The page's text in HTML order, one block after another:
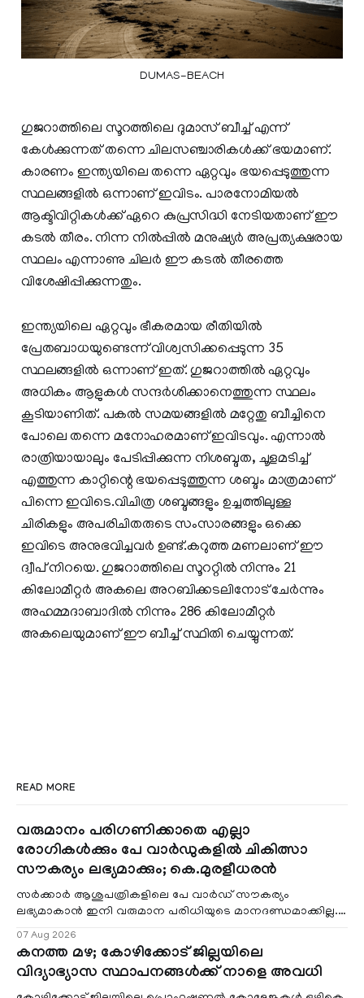
DUMAS-BEACH
ഗുജറാത്തിലെ സൂറത്തിലെ ദുമാസ് ബീച്ച് എന്ന്
കേള്‍ക്കുന്നത് തന്നെ ചിലസഞ്ചാരികള്‍ക്ക് ഭയമാണ്.
കാരണം ഇന്ത്യയിലെ തന്നെ ഏറ്റവും ഭയപ്പെടുത്തുന്ന
സ്ഥലങ്ങളില്‍ ഒന്നാണ് ഇവിടം. പാരനോമിയൽ
ആക്ടിവിറ്റികള്‍ക്ക് ഏറെ കുപ്രസിദ്ധി നേടിയതാണ് ഈ
കടല്‍ തീരം. നിന്ന നില്‍പ്പില്‍ മനുഷ്യര്‍ അപ്രത്യക്ഷരായ
സ്ഥലം എന്നാണു ചിലര്‍ ഈ കടല്‍ തീരത്തെ
വിശേഷിപ്പിക്കുന്നതും.
ഇന്ത്യയിലെ ഏറ്റവും ഭീകരമായ രീതിയിൽ
പ്രേതബാധയുണ്ടെന്ന് വിശ്വസിക്കപ്പെടുന്ന 35
സ്ഥലങ്ങളില്‍ ഒന്നാണ് ഇത്. ഗുജറാത്തിൽ ഏറ്റവും
അധികം ആളുകൾ സന്ദർശിക്കാനെത്തുന്ന സ്ഥലം
കൂടിയാണിത്. പകൽ സമയങ്ങളിൽ മറ്റേതു ബീച്ചിനെ
പോലെ തന്നെ മനോഹരമാണ് ഇവിടവും. എന്നാല്‍
രാത്രിയായാലും പേടിപ്പിക്കുന്ന നിശബ്ദത, ചൂളമടിച്ച്
എത്തുന്ന കാറ്റിന്റെ ഭയപ്പെടുത്തുന്ന ശബ്ദം മാത്രമാണ്
പിന്നെ ഇവിടെ.വിചിത്ര ശബ്ദങ്ങളും ഉച്ചത്തിലുള്ള
ചിരികളും അപരിചിതരുടെ സംസാരങ്ങളും ഒക്കെ
ഇവിടെ അനുഭവിച്ചവര്‍ ഉണ്ട്.കറുത്ത മണലാണ് ഈ
ദ്വീപ്‌ നിറയെ. ഗുജറാത്തിലെ സൂററ്റിൽ നിന്നും 21
കിലോമീറ്റർ അകലെ അറബിക്കടലിനോട് ചേർന്നും
അഹമ്മദാബാദിൽ നിന്നും 286 കിലോമീറ്റർ
അകലെയുമാണ് ഈ ബീച്ച് സ്ഥിതി ചെയ്യുന്നത്.
READ MORE
വരുമാനം പരിഗണിക്കാതെ എല്ലാ
രോഗികൾക്കും പേ വാർഡുകളിൽ ചികിത്സാ
സൗകര്യം ലഭ്യമാക്കും; കെ.മുരളീധരൻ
സർക്കാർ ആശുപത്രികളിലെ പേ വാർഡ് സൗകര്യം
ലഭ്യമാകാൻ ഇനി വരുമാന പരിധിയുടെ മാനദണ്ഡമാക്കില്ല.
വരുമാനം പരിഗണിക്കാതെ എല്ലാ രോഗികൾക്കും പേ വാർഡു
07 Aug 2026
കനത്ത മഴ; കോഴിക്കോട് ജില്ലയിലെ
വിദ്യാഭ്യാസ സ്ഥാപനങ്ങൾക്ക് നാളെ അവധി